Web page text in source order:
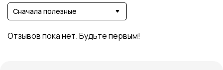
Сначала полезные
Отзывов пока нет. Будьте первым!